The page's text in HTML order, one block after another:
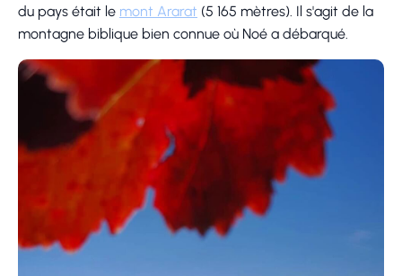
du pays était le mont Ararat (5 165 mètres). Il s'agit de la
montagne biblique bien connue où Noé a débarqué.